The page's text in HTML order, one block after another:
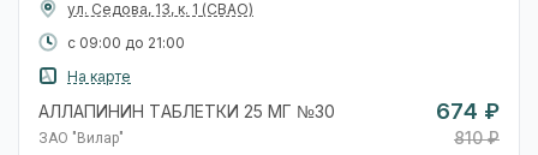
ул. Седова, 13, к. 1 (СВАО)
с 09:00 до 21:00
На карте
АЛЛАПИНИН ТАБЛЕТКИ 25 МГ №30
ЗАО "Вилар"
674 ₽
810 ₽